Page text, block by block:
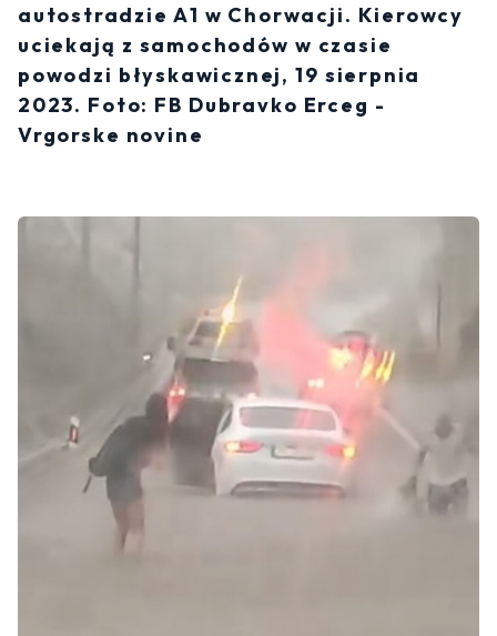
autostradzie A1 w Chorwacji. Kierowcy
uciekają z samochodów w czasie
powodzi błyskawicznej, 19 sierpnia
2023. Foto: FB Dubravko Erceg -
Vrgorske novine